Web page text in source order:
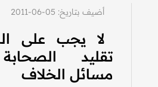
أضيف بتاريخ: 05-06-2011
لا يجب على
تقليد
مسائل الخلاف